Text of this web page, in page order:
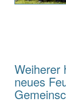
Weiherer
neues